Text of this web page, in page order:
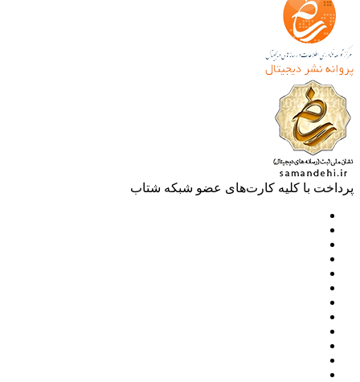
با کلیه کارت‌های عضو شبکه شتاب